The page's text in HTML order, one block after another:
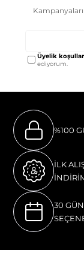
Üyelik
ediyorum.
%100
İLK
30